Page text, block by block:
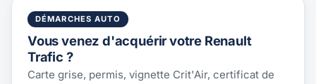
DÉMARCHES AUTO
Vous venez d'acquérir votre Renault
Trafic ?
Carte grise, permis, vignette Crit'Air, certificat de